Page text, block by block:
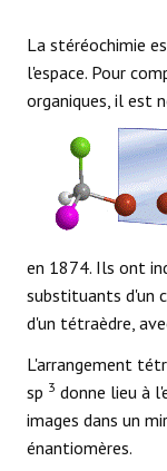
La stéréochimie
l'espace. Pour
organiques, il est
en 1874. Ils ont
substituants d'un
d'un tétraèdre,
L'arrangement
sp 3 donne lieu à
images dans un
énantiomères.